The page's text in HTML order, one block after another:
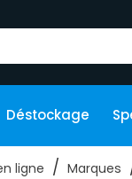
Déstockage
ligne Marques